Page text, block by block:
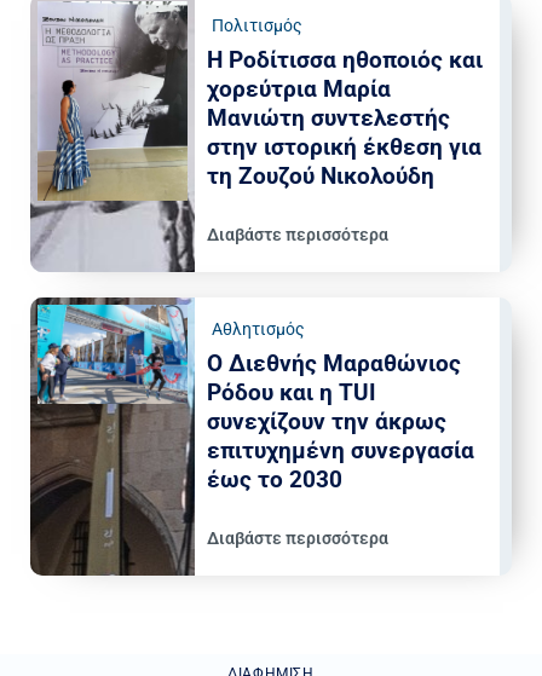
Πολιτισμός
Η Ροδίτισσα ηθοποιός και
χορεύτρια Μαρία
Μανιώτη συντελεστής
στην ιστορική έκθεση για
τη Ζουζού Νικολούδη
Διαβάστε περισσότερα
Αθλητισμός
Ο Διεθνής Μαραθώνιος
Ρόδου και η TUI
συνεχίζουν την άκρως
επιτυχημένη συνεργασία
έως το 2030
Διαβάστε περισσότερα